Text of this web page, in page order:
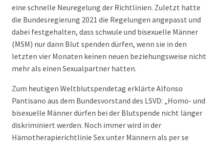
eine schnelle Neuregelung der Richtlinien. Zuletzt hatte
die Bundesregierung 2021 die Regelungen angepasst und
dabei festgehalten, dass schwule und bisexuelle Männer
(MSM) nur dann Blut spenden dürfen, wenn sie in den
letzten vier Monaten keinen neuen beziehungsweise nicht
mehr als einen Sexualpartner hatten.
Zum heutigen Weltblutspendetag erklärte Alfonso
Pantisano aus dem Bundesvorstand des LSVD: „Homo- und
bisexuelle Männer dürfen bei der Blutspende nicht länger
diskriminiert werden. Noch immer wird in der
Hämotherapierichtlinie Sex unter Männern als per se